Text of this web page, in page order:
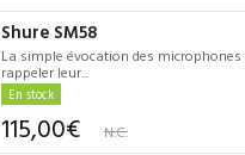
Shure SM58
La simple évocation des
rappeler leur...
En stock
115,00€ N.C.